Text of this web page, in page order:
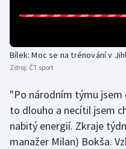
Jezdectví
Krasobruslení
Lezení
Bílek: Moc se na trénování v
Zdroj: ČT sport
"Po národním týmu jsem
to dlouho a necítil jsem
nabitý energií. Zkraje
manažer Milan) Bokša.